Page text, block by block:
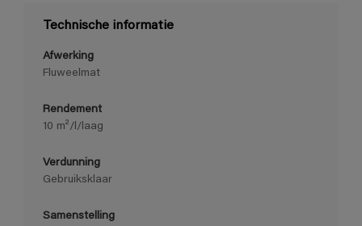
Technische informatie
Afwerking
Fluweelmat
Rendement
10 m²/l/laag
Verdunning
Gebruiksklaar
Samenstelling